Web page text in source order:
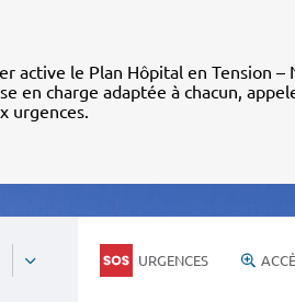
active le Plan Hôpital en Tension –
en charge adaptée à chacun,
urgences.
URGENCES